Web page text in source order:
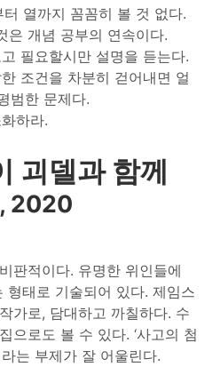
터 열까지 꼼꼼히 볼 것 없다.
은 개념 공부의 연속이다.
필요할시만 설명을 듣는다.
조건을 차분히 걷어내면 얼
범한 문제다.
하라.
괴델과 함께
2020
판적이다. 유명한 위인들에
형태로 기술되어 있다. 제임스
가로, 담대하고 까칠하다. 수
으로도 볼 수 있다. ‘사고의 첨
는 부제가 잘 어울린다.